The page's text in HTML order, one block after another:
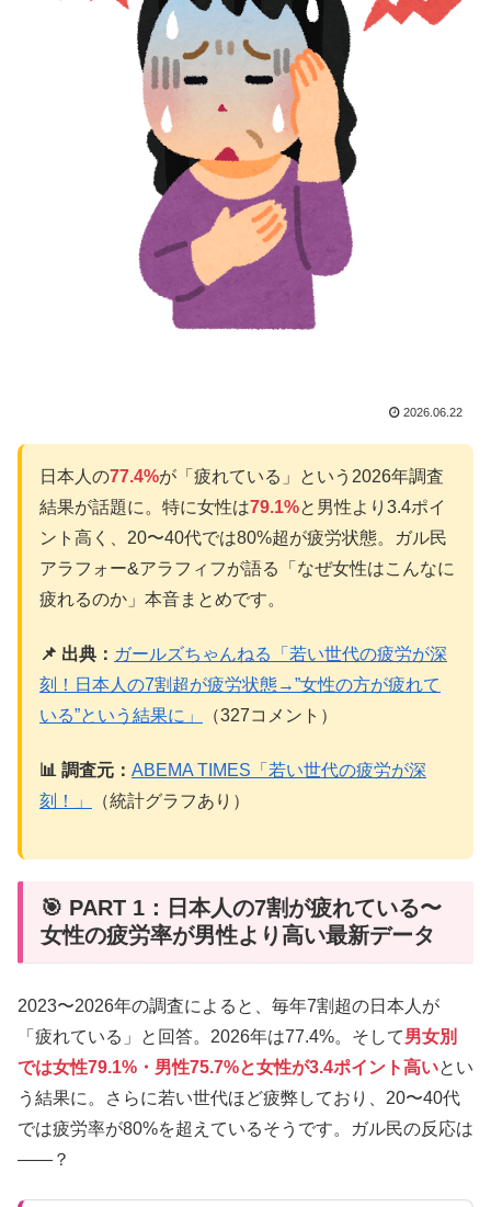
2026.06.22
日本人の77.4%が「疲れている」という2026年調査
結果が話題に。特に女性は79.1%と男性より3.4ポイ
ント高く、20〜40代では80%超が疲労状態。ガル民
アラフォー&アラフィフが語る「なぜ女性はこんなに
疲れるのか」本音まとめです。
📌 出典： ガールズちゃんねる「若い世代の疲労が深
刻！日本人の7割超が疲労状態→”女性の方が疲れて
いる”という結果に」
（327コメント）
📊 調査元： ABEMA TIMES「若い世代の疲労が深
刻！」
（統計グラフあり）
🎯 PART 1：日本人の7割が疲れている〜
女性の疲労率が男性より高い最新データ
2023〜2026年の調査によると、毎年7割超の日本人が
「疲れている」と回答。2026年は77.4%。そして男女別
では女性79.1%・男性75.7%と女性が3.4ポイント高いとい
う結果に。さらに若い世代ほど疲弊しており、20〜40代
では疲労率が80%を超えているそうです。ガル民の反応は
——？